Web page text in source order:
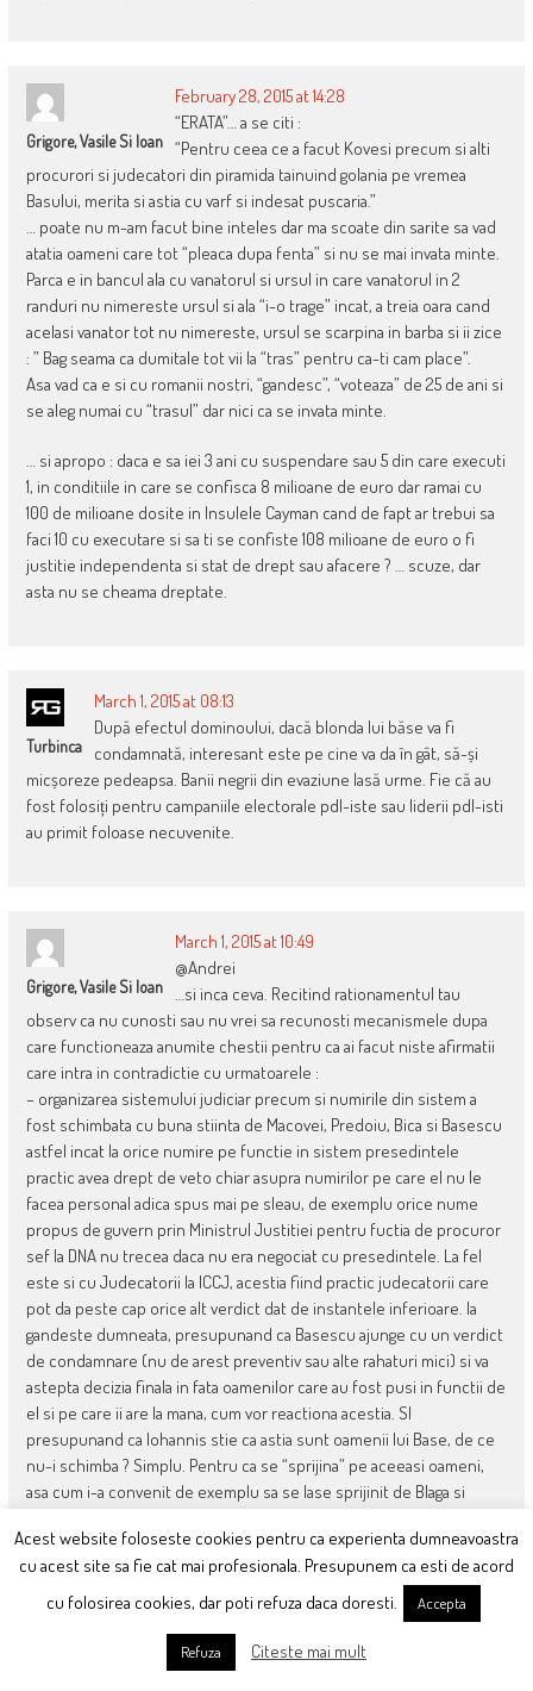
Grigore, Vasile Si Ioan
February 28, 2015 at 14:28
“ERATA”… a se citi :
“Pentru ceea ce a facut Kovesi precum si alti
procurori si judecatori din piramida tainuind golania pe vremea
Basului, merita si astia cu varf si indesat puscaria.”
… poate nu m-am facut bine inteles dar ma scoate din sarite sa vad
atatia oameni care tot “pleaca dupa fenta” si nu se mai invata minte.
Parca e in bancul ala cu vanatorul si ursul in care vanatorul in 2
randuri nu nimereste ursul si ala “i-o trage” incat, a treia oara cand
acelasi vanator tot nu nimereste, ursul se scarpina in barba si ii zice
: ” Bag seama ca dumitale tot vii la “tras” pentru ca-ti cam place”.
Asa vad ca e si cu romanii nostri, “gandesc”, “voteaza” de 25 de ani si
se aleg numai cu “trasul” dar nici ca se invata minte.
… si apropo : daca e sa iei 3 ani cu suspendare sau 5 din care executi
1, in conditiile in care se confisca 8 milioane de euro dar ramai cu
100 de milioane dosite in Insulele Cayman cand de fapt ar trebui sa
faci 10 cu executare si sa ti se confiste 108 milioane de euro o fi
justitie independenta si stat de drept sau afacere ? … scuze, dar
asta nu se cheama dreptate.
Turbinca
March 1, 2015 at 08:13
După efectul dominoului, dacă blonda lui băse va fi
condamnată, interesant este pe cine va da în gât, să-și
micșoreze pedeapsa. Banii negrii din evaziune lasă urme. Fie că au
fost folosiți pentru campaniile electorale pdl-iste sau liderii pdl-isti
au primit foloase necuvenite.
Grigore, Vasile Si Ioan
March 1, 2015 at 10:49
@Andrei
…si inca ceva. Recitind rationamentul tau
observ ca nu cunosti sau nu vrei sa recunosti mecanismele dupa
care functioneaza anumite chestii pentru ca ai facut niste afirmatii
care intra in contradictie cu urmatoarele :
– organizarea sistemului judiciar precum si numirile din sistem a
fost schimbata cu buna stiinta de Macovei, Predoiu, Bica si Basescu
astfel incat la orice numire pe functie in sistem presedintele
practic avea drept de veto chiar asupra numirilor pe care el nu le
facea personal adica spus mai pe sleau, de exemplu orice nume
propus de guvern prin Ministrul Justitiei pentru fuctia de procuror
sef la DNA nu trecea daca nu era negociat cu presedintele. La fel
este si cu Judecatorii la ICCJ, acestia fiind practic judecatorii care
pot da peste cap orice alt verdict dat de instantele inferioare. Ia
gandeste dumneata, presupunand ca Basescu ajunge cu un verdict
de condamnare (nu de arest preventiv sau alte rahaturi mici) si va
astepta decizia finala in fata oamenilor care au fost pusi in functii de
el si pe care ii are la mana, cum vor reactiona acestia. SI
presupunand ca Iohannis stie ca astia sunt oamenii lui Base, de ce
nu-i schimba ? Simplu. Pentru ca se “sprijina” pe aceeasi oameni,
asa cum i-a convenit de exemplu sa se lase sprijinit de Blaga si
vezi si ACUM in “tara lucrului bine facut” si care “renunta imediat la
imunitate”.
– Ok. Ponta (care nici el nu e curat, dar macar sunt sigur ca ar fi vrut
cu mult mai mult sa i-o traga marinarului decat Klaus, argument fiind
faptul ca Blaga, Anastase et co. nu sunt la PSD) a coabitat cu Baselul.
Iti reamintesc de faptul ca numirea lui Kovesi a facut-o din postura
Acest website foloseste cookies pentru ca experienta dumneavoastra
cu acest site sa fie cat mai profesionala. Presupunem ca esti de acord
cu folosirea cookies, dar poti refuza daca doresti.
Accepta
Refuza Citeste mai mult